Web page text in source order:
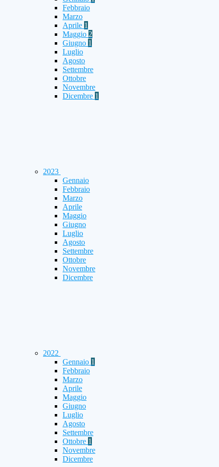
Febbraio
Marzo
Aprile 1
Maggio 2
Giugno 1
Luglio
Agosto
Settembre
Ottobre
Novembre
Dicembre 1
2023
Gennaio
Febbraio
Marzo
Aprile
Maggio
Giugno
Luglio
Agosto
Settembre
Ottobre
Novembre
Dicembre
2022
Gennaio 1
Febbraio
Marzo
Aprile
Maggio
Giugno
Luglio
Agosto
Settembre
Ottobre 1
Novembre
Dicembre